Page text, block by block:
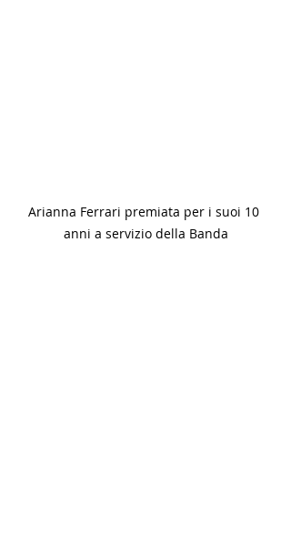
Arianna Ferrari premiata per i suoi 10
anni a servizio della Banda